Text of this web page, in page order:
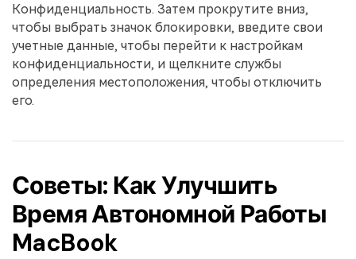
Конфиденциальность. Затем прокрутите вниз,
чтобы выбрать значок блокировки, введите свои
учетные данные, чтобы перейти к настройкам
конфиденциальности, и щелкните службы
определения местоположения, чтобы отключить
его.
Советы: Как Улучшить
Время Автономной Работы
MacBook